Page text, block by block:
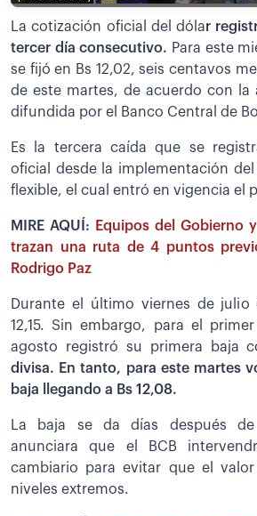
La cotización oficial del dólar
tercer día consecutivo. Para este
se fijó en Bs 12,02, seis centavos
de este martes, de acuerdo con la
difundida por el Banco Central de
Es la tercera caída que se
oficial desde la implementación
flexible, el cual entró en vigencia el
MIRE AQUÍ:
Equipos del Gobierno
trazan una ruta de 4 puntos
Rodrigo Paz
Durante el último viernes de
12,15. Sin embargo, para el
agosto registró su primera baja
divisa. En tanto, para este martes
baja llegando a Bs 12,08.
La baja se da días después
anunciara que el BCB
cambiario para evitar que el
niveles extremos.